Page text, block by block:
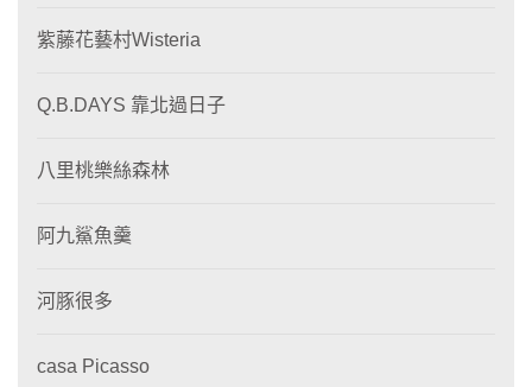
紫藤花藝村Wisteria
Q.B.DAYS 靠北過日子
八里桃樂絲森林
阿九鯊魚羹
河豚很多
casa Picasso